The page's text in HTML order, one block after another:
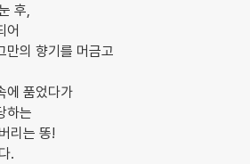
후,
어
만의 향기를 머금고
에 품었다가
하는
리는 똥!
.